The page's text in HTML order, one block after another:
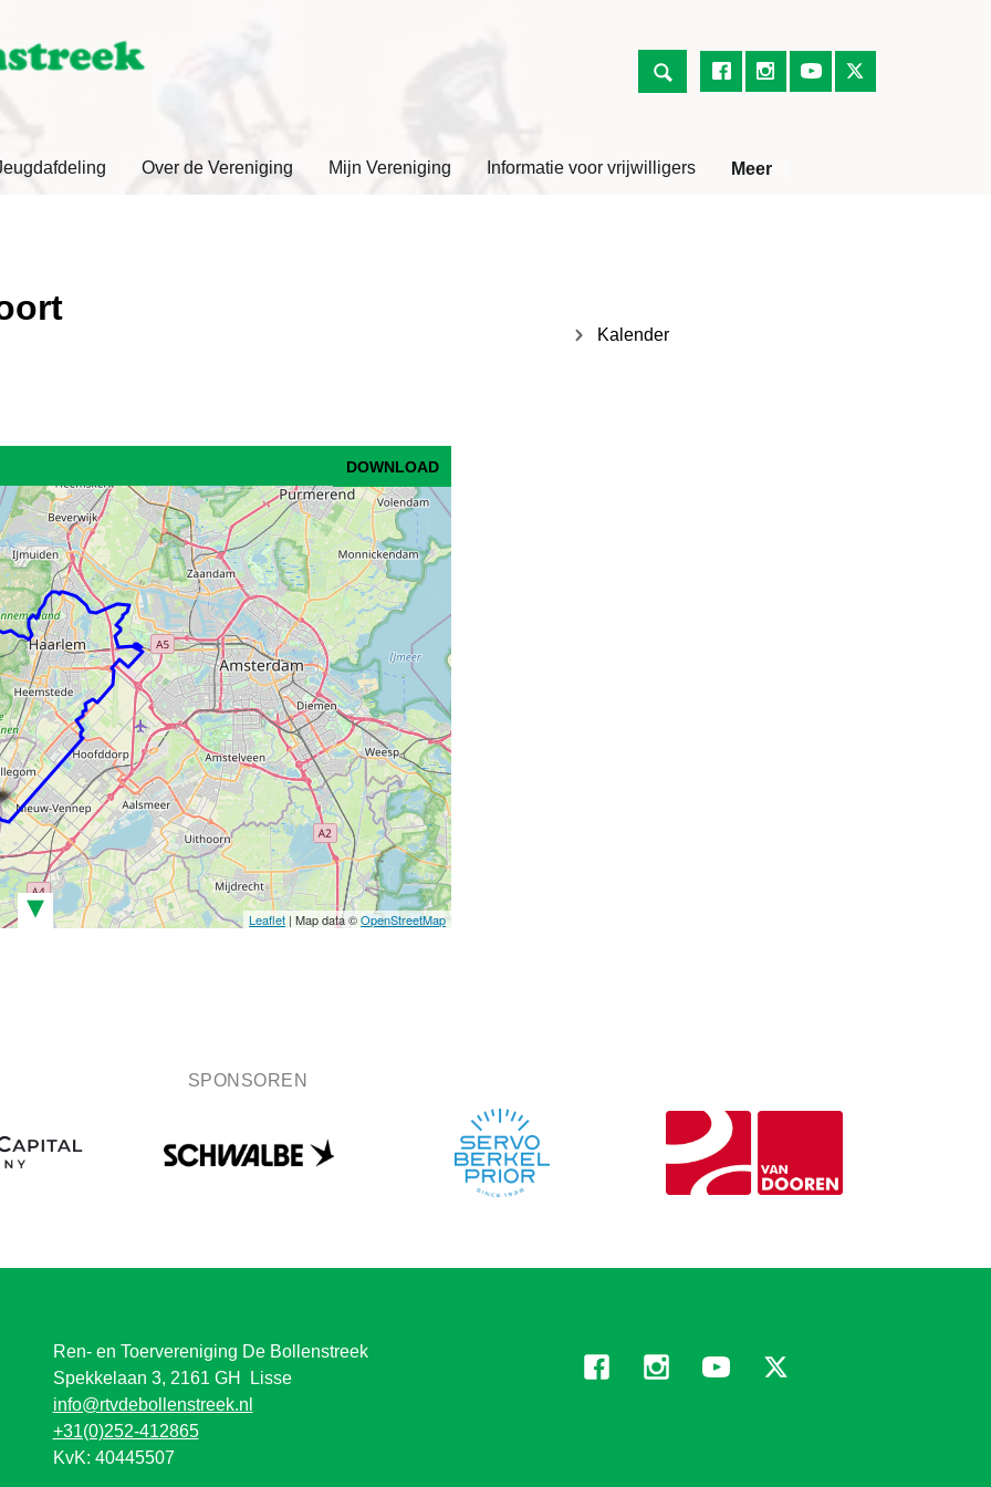
Over de Vereniging Mijn Vereniging Informatie voor vrijwilligers Meer
Leaflet | Map data ©OpenStreetMap
DOWNLOAD
▾
Kalender
SPONSOREN
Ren- en Toervereniging De Bollenstreek
Spekkelaan 3, 2161 GH Lisse
info@rtvdebollenstreek.nl
+31(0)252-412865
KvK: 40445507